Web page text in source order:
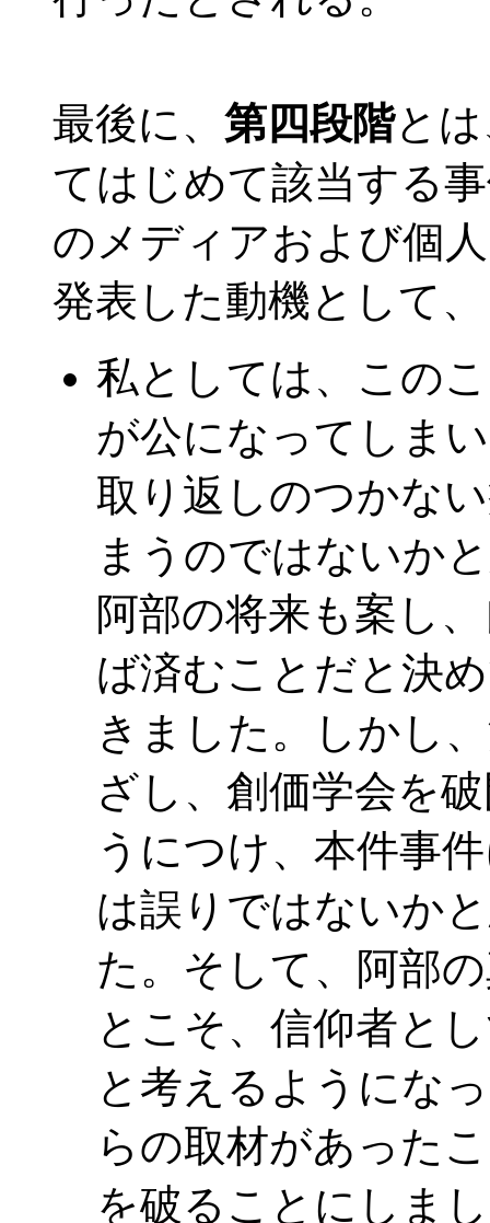
最後に、 第四段階と
てはじめて該当する
のメディアおよび個
発表した動機として、
私としては、この
が公になってしま
取り返しのつかな
まうのではないか
阿部の将来も案し
ば済むことだと決
きました。しかし
ざし、創価学会を
うにつけ、本件事
は誤りではないか
た。そして、阿部
とこそ、信仰者と
と考えるようにな
らの取材があった
を破ることにしま